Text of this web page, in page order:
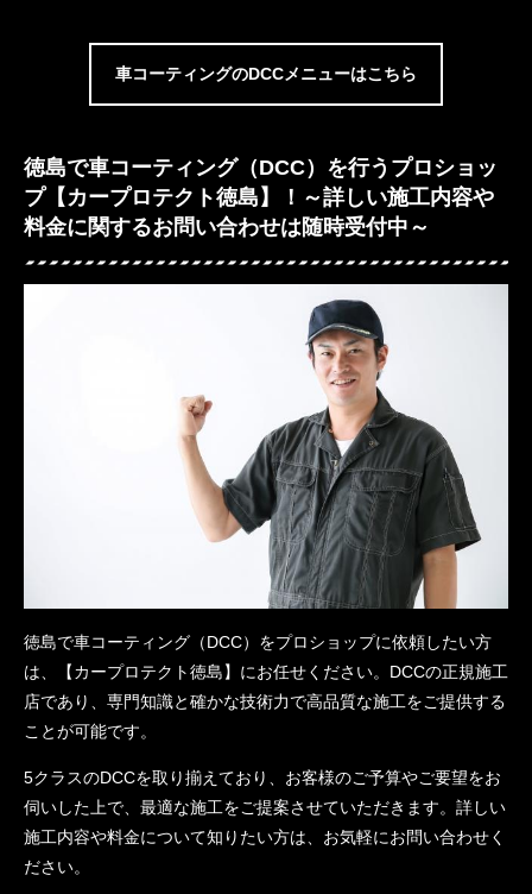
車コーティングのDCCメニューはこちら
徳島で車コーティング（DCC）を行うプロショッ
プ【カープロテクト徳島】！～詳しい施工内容や
料金に関するお問い合わせは随時受付中～
徳島で車コーティング（DCC）をプロショップに依頼したい方
は、【カープロテクト徳島】にお任せください。DCCの正規施工
店であり、専門知識と確かな技術力で高品質な施工をご提供する
ことが可能です。
5クラスのDCCを取り揃えており、お客様のご予算やご要望をお
伺いした上で、最適な施工をご提案させていただきます。詳しい
施工内容や料金について知りたい方は、お気軽にお問い合わせく
ださい。